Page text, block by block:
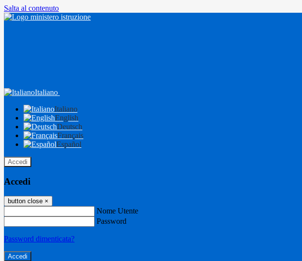
Salta al contenuto
Italiano
Italiano
English
Deutsch
Français
Español
Accedi
Accedi
button close ×
Nome Utente
Password
Password dimenticata?